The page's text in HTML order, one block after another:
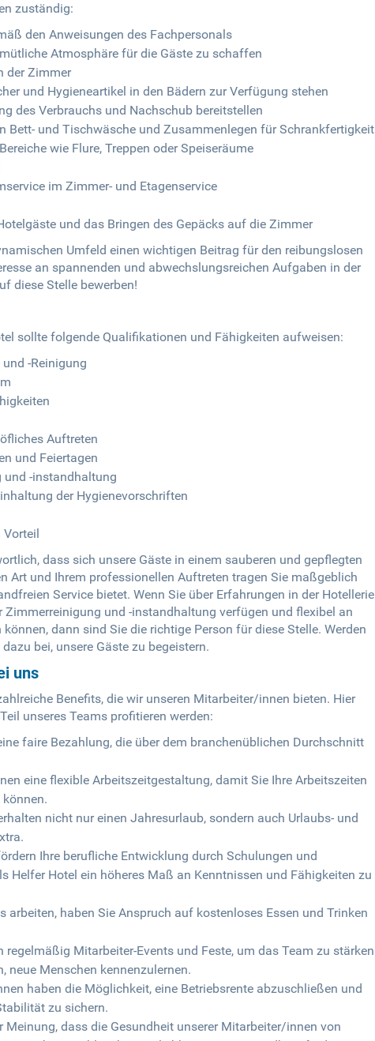
zuständig:
den Anweisungen des Fachpersonals
Atmosphäre für die Gäste zu schaffen
der Zimmer
und Hygieneartikel in den Bädern zur Verfügung stehen
des Verbrauchs und Nachschub bereitstellen
Bett- und Tischwäsche und Zusammenlegen für Schrankfertigkeit
wie Flure, Treppen oder Speiseräume
im Zimmer- und Etagenservice
und das Bringen des Gepäcks auf die Zimmer
Umfeld einen wichtigen Beitrag für den reibungslosen
an spannenden und abwechslungsreichen Aufgaben in der
diese Stelle bewerben!
sollte folgende Qualifikationen und Fähigkeiten aufweisen:
-Reinigung
Auftreten
und Feiertagen
und -instandhaltung
der Hygienevorschriften
dass sich unsere Gäste in einem sauberen und gepflegten
Art und Ihrem professionellen Auftreten tragen Sie maßgeblich
Service bietet. Wenn Sie über Erfahrungen in der Hotellerie
Zimmerreinigung und -instandhaltung verfügen und flexibel an
dann sind Sie die richtige Person für diese Stelle. Werden
bei, unsere Gäste zu begeistern.
uns
Benefits, die wir unseren Mitarbeiter/innen bieten. Hier
unseres Teams profitieren werden:
faire Bezahlung, die über dem branchenüblichen Durchschnitt
eine flexible Arbeitszeitgestaltung, damit Sie Ihre Arbeitszeiten
nicht nur einen Jahresurlaub, sondern auch Urlaubs- und
Ihre berufliche Entwicklung durch Schulungen und
Helfer Hotel ein höheres Maß an Kenntnissen und Fähigkeiten zu
arbeiten, haben Sie Anspruch auf kostenloses Essen und Trinken
regelmäßig Mitarbeiter-Events und Feste, um das Team zu stärken
neue Menschen kennenzulernen.
haben die Möglichkeit, eine Betriebsrente abzuschließen und
zu sichern.
Meinung, dass die Gesundheit unserer Mitarbeiter/innen von